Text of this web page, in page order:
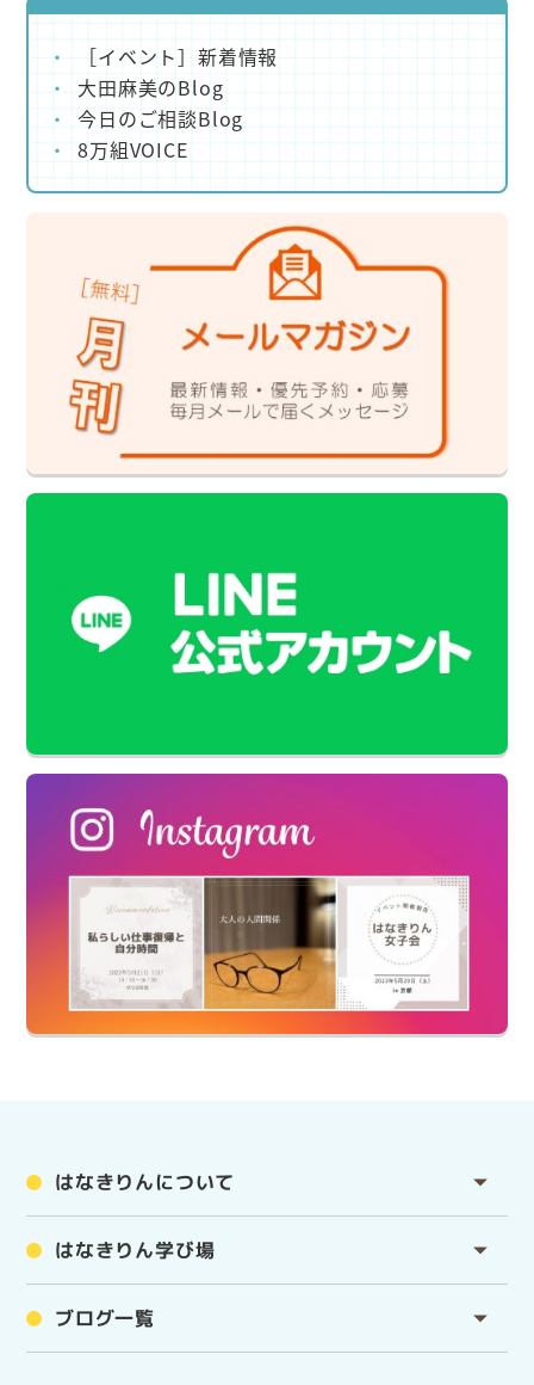
［イベント］新着情報
大田麻美のBlog
今日のご相談Blog
8万組VOICE
はなきりんについて
はなきりん学び場
ブログ一覧